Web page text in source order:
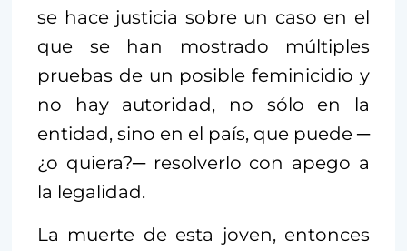
se hace justicia sobre un caso en el
que se han mostrado múltiples
pruebas de un posible feminicidio y
no hay autoridad, no sólo en la
entidad, sino en el país, que puede ─
¿o quiera?─ resolverlo con apego a
la legalidad.
La muerte de esta joven, entonces